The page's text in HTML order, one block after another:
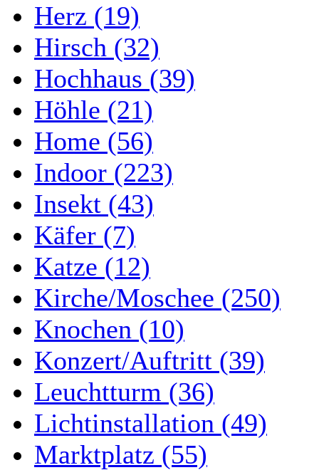
Herz (19)
Hirsch (32)
Hochhaus (39)
Höhle (21)
Home (56)
Indoor (223)
Insekt (43)
Käfer (7)
Katze (12)
Kirche/Moschee (250)
Knochen (10)
Konzert/Auftritt (39)
Leuchtturm (36)
Lichtinstallation (49)
Marktplatz (55)